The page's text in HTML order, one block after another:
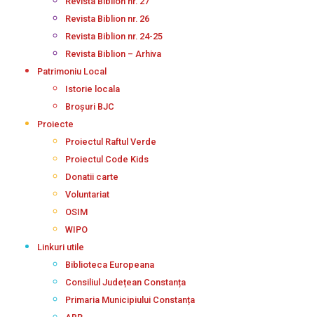
Revista Biblion nr. 26
Revista Biblion nr. 24-25
Revista Biblion – Arhiva
Patrimoniu Local
Istorie locala
Broșuri BJC
Proiecte
Proiectul Raftul Verde
Proiectul Code Kids
Donatii carte
Voluntariat
OSIM
WIPO
Linkuri utile
Biblioteca Europeana
Consiliul Județean Constanța
Primaria Municipiului Constanța